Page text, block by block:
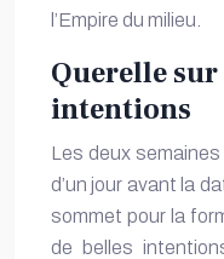
l’Empire du milieu.
Querelle sur
intentions
Les deux
d’un jour avant la
sommet pour la
de belles